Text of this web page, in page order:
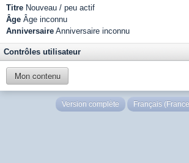
Titre Nouveau / peu actif
Âge Âge inconnu
Anniversaire Anniversaire inconnu
Contrôles utilisateur
Mon contenu
Version complète Français